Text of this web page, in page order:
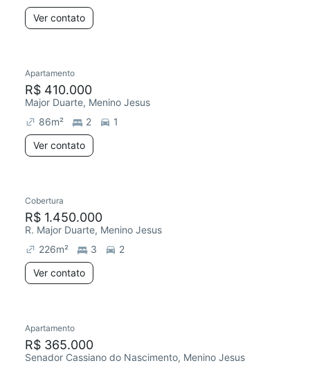
Ver contato
Chegou este mês
Apartamento
R$ 410.000
Major Duarte, Menino Jesus
86m² 2
1
Ver contato
Chegou este mês
Cobertura
R$ 1.450.000
R. Major Duarte, Menino Jesus
226m² 3
2
Ver contato
Redecorar
Apartamento
R$ 365.000
Senador Cassiano do Nascimento, Menino Jesus